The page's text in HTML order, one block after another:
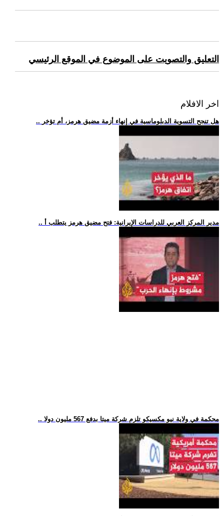
التعليق والتصويت على الموضوع في الموقع الرئيسي
اخر الافلام
.. هل تنجح التسوية الدبلوماسية في إنهاء أزمة مضيق هرمز، أم تؤخر
.. مدير المركز العربي للدراسات الإيرانية: فتح مضيق هرمز يتطلب أ
.. محكمة في ولاية نيو مكسيكو تلزم شركة ميتا بدفع 567 مليون دولا